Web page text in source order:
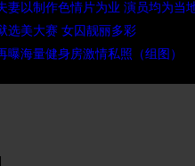
妻以制作色情片为业 演员均为
选美大赛 女囚靓丽多彩
曝海量健身房激情私照（组图）